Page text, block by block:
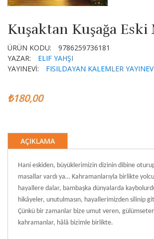
Kuşaktan Kuşağa Eski
ÜRÜN KODU:
9786259736181
YAZAR:
ELIF YAHŞI
YAYINEVİ:
FISILDAYAN KALEMLER
₺180,00
AÇIKLAMA
Hani eskiden, büyüklerimizin dizinin dibine
masallar vardı ya… Kahramanlarıyla birlikte
hayallere dalar, bambaşka dünyalarda
hikâyeler, unutulmasın, hayallerimizden silinip
Çünkü bir zamanlar bize umut veren,
kahramanlar, hâlâ bizimle birlikte.